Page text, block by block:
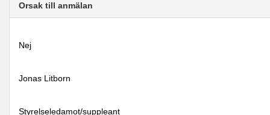
Orsak till anmälan
Nej
Jonas Litborn
Styrelseledamot/suppleant